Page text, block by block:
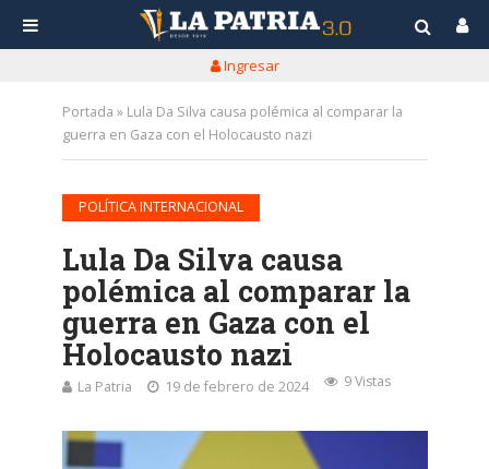
Ingresar
Portada » Lula Da Silva causa polémica al comparar la
guerra en Gaza con el Holocausto nazi
POLÍTICA INTERNACIONAL
Lula Da Silva causa
polémica al comparar la
guerra en Gaza con el
Holocausto nazi
La Patria 19 de febrero de 2024 9 Vistas